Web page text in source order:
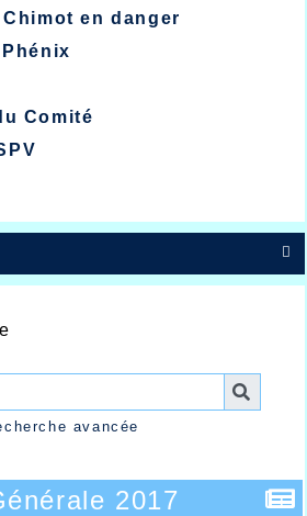
en danger
Comité

avancée
2017